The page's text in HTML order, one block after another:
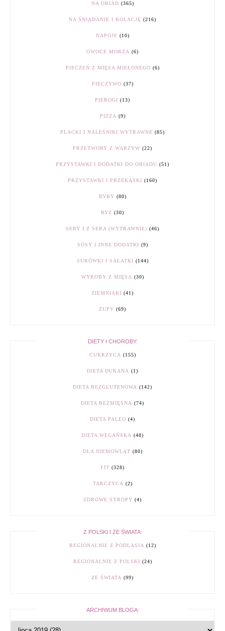
NA OBIAD (365)
NA ŚNIADANIE I KOLACJĘ (216)
NAPOJE (10)
OWOCE MORZA (6)
PIECZEŃ Z MIĘSA MIELONEGO (6)
PIECZYWO (37)
PIEROGI (13)
PIZZA (9)
PLACKI I NALEŚNIKI WYTRAWNE (85)
PRZETWORY Z WARZYW (22)
PRZYSTAWKI I DODATKI DO OBIADU (51)
PRZYSTAWKI I PRZEKĄSKI (160)
RYBY (80)
RYŻ (30)
SERY I Z SERA (WYTRAWNIE) (46)
SOSY I INNE DODATKI (9)
SURÓWKI I SAŁATKI (144)
WYROBY Z MIĘSA (30)
ZIEMNIAKI (41)
ZUPY (69)
DIETY I CHOROBY:
CUKRZYCA (155)
DIETA DUKANA (1)
DIETA BEZGLUTENOWA (142)
DIETA BEZMIĘSNA (74)
DIETA PALEO (4)
DIETA WEGAŃSKA (48)
DLA NIEMOWLĄT (80)
FIT (328)
TARCZYCA (2)
ZDROWE SYROPY (4)
Z POLSKI I ZE ŚWIATA:
REGIONALNIE Z PODLASIA (12)
REGIONALNIE Z POLSKI (24)
ZE ŚWIATA (99)
ARCHIWUM BLOGA: